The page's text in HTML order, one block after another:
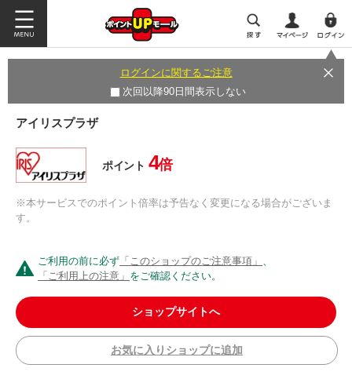
ログインに関するご注意
次回以降90日間表示しない
アイリスプラザ
ポイント 4倍
※本サービスでのポイント倍率は予告なく変更になる場合がございま
す。
ご利用の前に必ず 「このショップのご注意事項」 、
「ご利用上の注意」 をご確認ください。
ショップサイトへ
お気に入りショップに追加